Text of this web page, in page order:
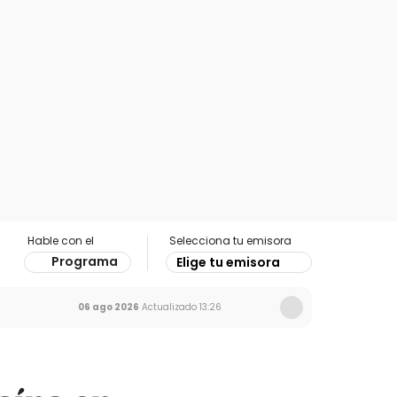
Hable con el
Programa
Selecciona tu emisora
Elige tu emisora
06 ago 2026 Actualizado 13:26